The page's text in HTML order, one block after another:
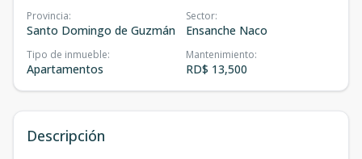
Provincia:
Santo Domingo de Guzmán
Sector:
Ensanche Naco
Tipo de inmueble:
Apartamentos
Mantenimiento:
RD$ 13,500
Descripción